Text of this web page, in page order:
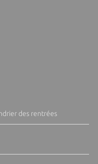
des rentrées